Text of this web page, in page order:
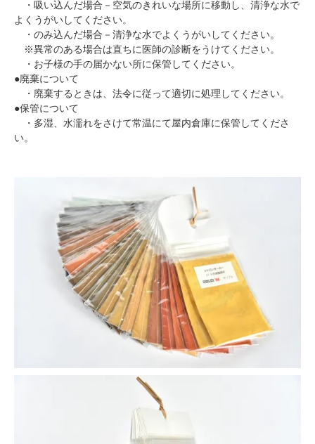
・吸い込んだ場合－空気のきれいな場所に移動し、清浄な水で
よくうがいしてください。
・のみ込んだ場合－清浄な水でよくうがいしてください。
※異常のある場合は直ちに医師の診断をうけてください。
・お子様の手の届かない所に保管してください。
●廃棄について
・廃棄するときは、法令に従って適切に処理してください。
●保管について
・多湿、水濡れをさけて常温にて屋内倉庫に保管してくださ
い。